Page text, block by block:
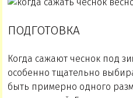
ПОДГОТОВКА
Когда сажают чеснок под
особенно тщательно
быть примерно одного